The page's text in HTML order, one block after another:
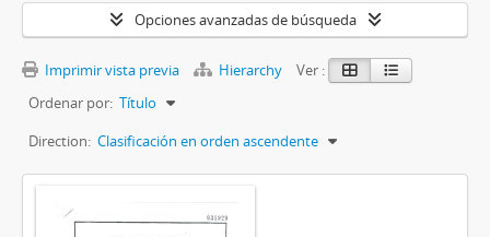
Opciones avanzadas de búsqueda
Imprimir vista previa Hierarchy
Ver :
Ordenar por: Título
Direction: Clasificación en orden ascendente